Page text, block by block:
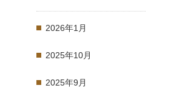
2026年1月
2025年10月
2025年9月